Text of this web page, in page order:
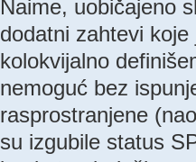
Naime, uobičajeno
dodatni zahtevi
kolokvijalno
nemoguć bez
rasprostranjene
su izgubile status